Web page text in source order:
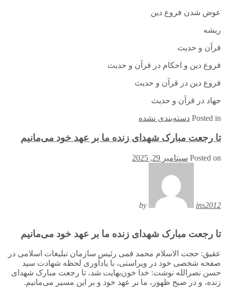
عوض شدن فروع دين
ریشه
قرآن و حدیث
فروع دین و احکام در قرآن و حدیث
فروع دین در قرآن و حدیث
جهاد در قرآن و حدیث
Posted in دسته‌بندی نشده
تا رجعت مبارک شهدای زنده ما بر عهد خود می‌مانیم
Posted on سپتامبر 29, 2025
by ins2012
تا رجعت مبارک شهدای زنده ما بر عهد خود می‌مانیم
عقیق: حجت الاسلام محمد قمی رئیس سازمان تبلیغات اسلامی در
صفحه شخصی خود در ویراستی، با یادآوری لحظه شهادت سید
حسن نصرالله نوشت: خدا خون‌بهایت شد، تا رجعت مبارک شهدای
زنده، و در صبح ظهور، ما بر عهد خود و بر این مسیر می‌مانیم.